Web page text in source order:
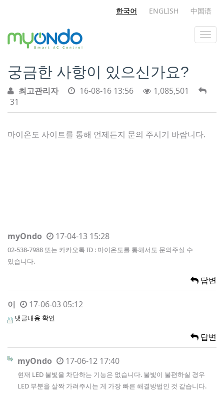
한국어 ENGLISH 中国语
궁금한 사항이 있으신가요?
최고관리자 16-08-16 13:56
1,085,501
31
마이온도 사이트를 통해 언제든지 문의 주시기 바랍니다.
myOndo 17-04-13 15:28
02-538-7988 또는 카카오톡 ID : 마이온도를 통해서도 문의주실 수
있습니다.
답변
이 17-06-03 05:12
댓글내용 확인
답변
myOndo 17-06-12 17:40
현재 LED 불빛을 차단하는 기능은 없습니다. 불빛이 불편하실 경우
LED 부분을 살짝 가려주시는 게 가장 빠른 해결방법인 것 같습니다.